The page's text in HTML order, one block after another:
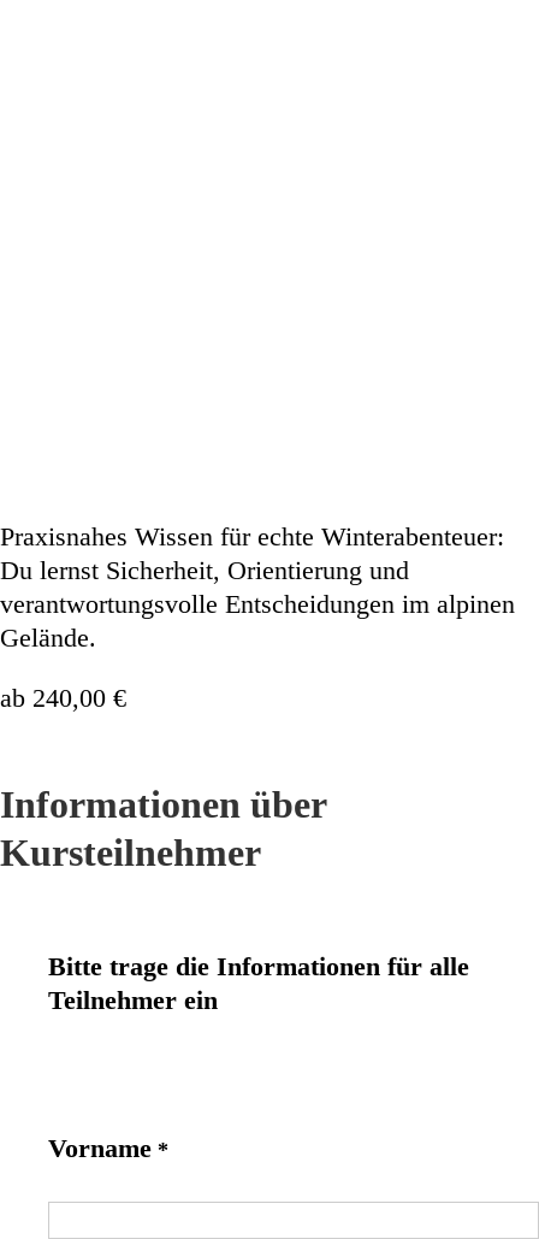
Praxisnahes Wissen für echte Winterabenteuer:
Du lernst Sicherheit, Orientierung und
verantwortungsvolle Entscheidungen im alpinen
Gelände.
ab 240,00 €
Informationen über
Kursteilnehmer
Bitte trage die Informationen für alle
Teilnehmer ein
Vorname *